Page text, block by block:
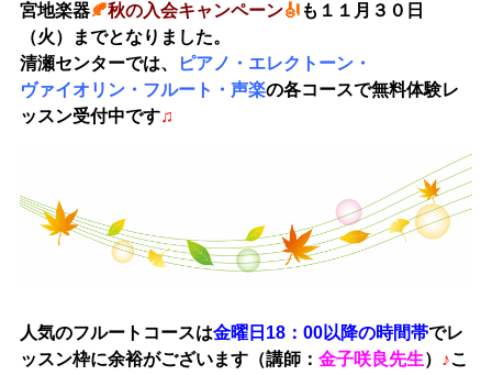
宮地楽器🍂秋の入会キャンペーン🎻 も１１月３０日
（火）までとなりました。
清瀬センターでは、
ピアノ ・ エレクトーン・
ヴァイオリン・ フルート ・ 声楽の各コースで無料体験レ
ッスン受付中です♫
人気のフルートコースは金曜日18：00以降の時間帯でレ
ッスン枠に余裕がございます（講師： 金子咲良先生） ♪こ